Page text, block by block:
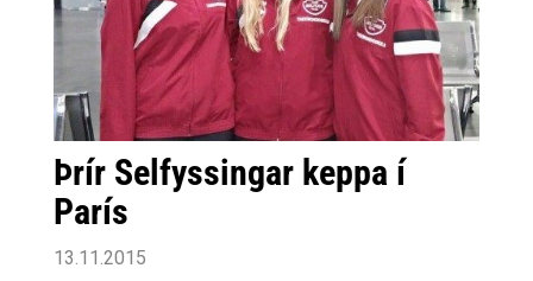
Þrír Selfyssingar keppa í
París
13.11.2015